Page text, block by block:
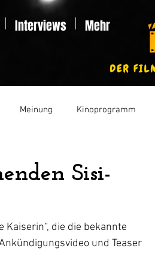
Interviews Mehr
Meinung Kinoprogramm
Sisi-
die die bekannte
und Teaser